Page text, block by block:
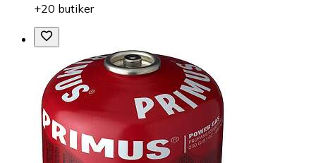
+20 butiker